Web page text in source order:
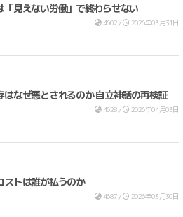
「見えない労働」で終わらせない
4602 / 2026年03月31日
はなぜ悪とされるのか 自立神話の再検証
4628 / 2026年04月03日
ストは誰が払うのか
4687 / 2026年03月30日